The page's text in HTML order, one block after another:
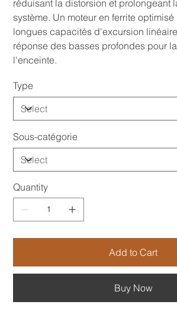
réduisant la distorsion et prolongeant
système. Un moteur en ferrite
longues capacités d'excursion
réponse des basses profondes pour
l'enceinte.
Type
Sous-catégorie
Quantity
Add to Cart
Buy Now